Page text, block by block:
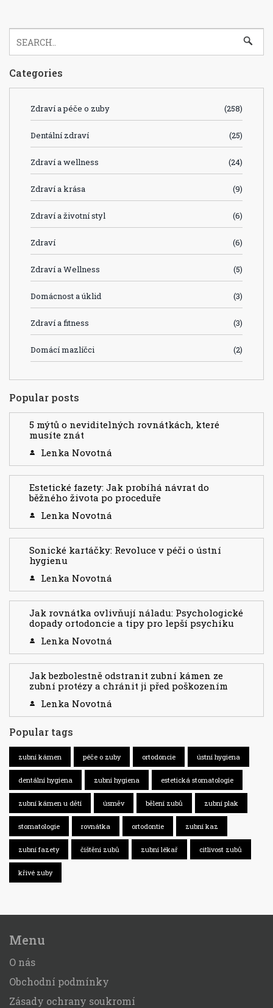
Categories
Zdraví a péče o zuby (258)
Dentální zdraví (25)
Zdraví a wellness (24)
Zdraví a krása (9)
Zdraví a životní styl (6)
Zdraví (6)
Zdraví a Wellness (5)
Domácnost a úklid (3)
Zdraví a fitness (3)
Domácí mazlíčci (2)
Popular posts
5 mýtů o neviditelných rovnátkách, které
musíte znát
Lenka Novotná
Estetické fazety: Jak probíhá návrat do
běžného života po proceduře
Lenka Novotná
Sonické kartáčky: Revoluce v péči o ústní
hygienu
Lenka Novotná
Jak rovnátka ovlivňují náladu: Psychologické
dopady ortodoncie a tipy pro lepší psychiku
Lenka Novotná
Jak bezbolestně odstranit zubní kámen ze
zubní protézy a chránit ji před poškozením
Lenka Novotná
Popular tags
zubní kámen péče o zuby ortodoncie ústní hygiena
dentální hygiena zubní hygiena estetická stomatologie
zubní kámen u dětí úsměv bělení zubů zubní plak
stomatologie rovnátka ortodontie zubní kaz
zubní fazety čištění zubů zubní lékař citlivost zubů
křivé zuby
Menu
O nás
Obchodní podmínky
Zásady ochrany soukromí